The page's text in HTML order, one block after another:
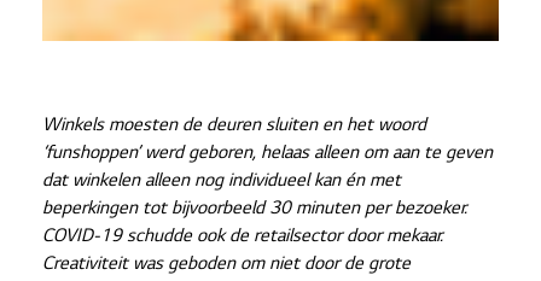
Winkels moesten de deuren sluiten en het woord
‘funshoppen’ werd geboren, helaas alleen om aan te geven
dat winkelen alleen nog individueel kan én met
beperkingen tot bijvoorbeeld 30 minuten per bezoeker.
COVID-19 schudde ook de retailsector door mekaar.
Creativiteit was geboden om niet door de grote